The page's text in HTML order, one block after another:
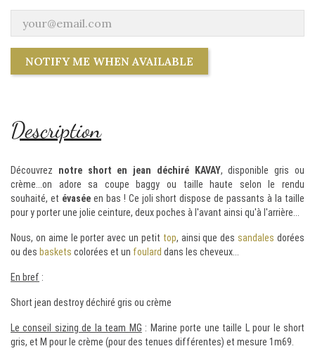
NOTIFY ME WHEN AVAILABLE
Description
Découvrez notre short en jean déchiré KAVAY, disponible gris ou
crème...on adore sa coupe baggy ou taille haute selon le rendu
souhaité, et évaséeen bas ! Ce joli short dispose de passants à la taille
pour y porter une jolie ceinture, deux poches à l'avant ainsi qu'à l'arrière...
Nous, on aime le porter avec un petit top, ainsi que dessandales dorées
ou des baskets colorées et un foulard dans les cheveux...
En bref :
Short jean destroy déchiré gris ou crème
Le conseil sizing de la team MG : Marine porte une taille L pour le short
gris, et M pour le crème (pour des tenues différentes) et mesure 1m69.